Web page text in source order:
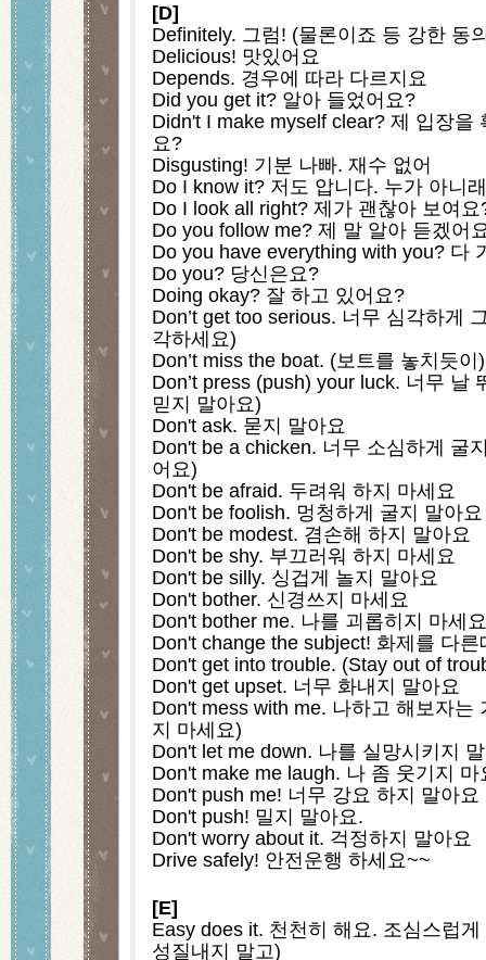
[D]
Definitely. 그럼! (물론이죠 등 강한 동
Delicious! 맛있어요
Depends. 경우에 따라 다르지요
Did you get it? 알아 들었어요?
Didn't I make myself clear? 제 입장을
요?
Disgusting! 기분 나빠. 재수 없어
Do I know it? 저도 압니다. 누가 아니
Do I look all right? 제가 괜찮아 보여요
Do you follow me? 제 말 알아 듣겠어
Do you have everything with you? 다
Do you? 당신은요?
Doing okay? 잘 하고 있어요?
Don’t get too serious. 너무 심각하게
각하세요)
Don’t miss the boat. (보트를 놓치듯
Don’t press (push) your luck. 너무 날
믿지 말아요)
Don't ask. 묻지 말아요
Don't be a chicken. 너무 소심하게 굴
어요)
Don't be afraid. 두려워 하지 마세요
Don't be foolish. 멍청하게 굴지 말아요
Don't be modest. 겸손해 하지 말아요
Don't be shy. 부끄러워 하지 마세요
Don't be silly. 싱겁게 놀지 말아요
Don't bother. 신경쓰지 마세요
Don't bother me. 나를 괴롭히지 마세요
Don't change the subject! 화제를 다
Don't get into trouble. (Stay out of
Don't get upset. 너무 화내지 말아요
Don't mess with me. 나하고 해보자는
지 마세요)
Don't let me down. 나를 실망시키지
Don't make me laugh. 나 좀 웃기지 마
Don't push me! 너무 강요 하지 말아요
Don't push! 밀지 말아요.
Don't worry about it. 걱정하지 말아요
Drive safely! 안전운행 하세요~~
[E]
Easy does it. 천천히 해요. 조심스럽
성질내지 말고)